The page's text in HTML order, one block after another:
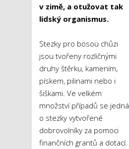
v zimě, a otužovat tak
lidský organismus.
Stezky pro bosou chůzi
jsou tvořeny rozličnými
druhy štěrku, kamením,
pískem, pilinami nebo i
šiškami. Ve velkém
množství případů se jedná
o stezky vytvořené
dobrovolníky za pomoci
finančních grantů a dotací.